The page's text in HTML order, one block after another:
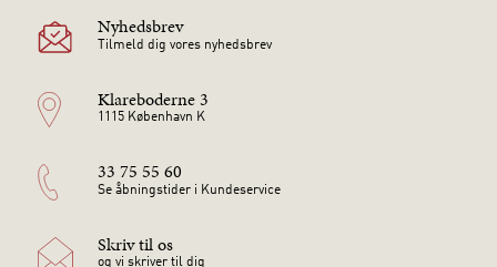
Nyhedsbrev
Tilmeld dig vores nyhedsbrev
Klareboderne 3
1115 København K
33 75 55 60
Se åbningstider i Kundeservice
Skriv til os
og vi skriver til dig